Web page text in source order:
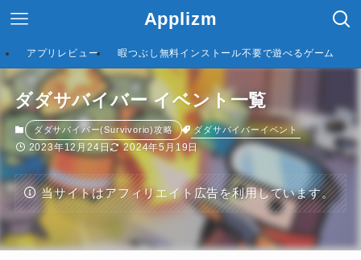
Applizm
アプリレビュー 暇つぶし無料インストール不要で遊べるゲーム
ダダサバイバー イベント一覧
ダダサバイバー(Survivorio)攻略 ダダサバイバーイベント
2023年12月24日 2024年5月19日
当サイトはアフィリエイト広告を利用しています。